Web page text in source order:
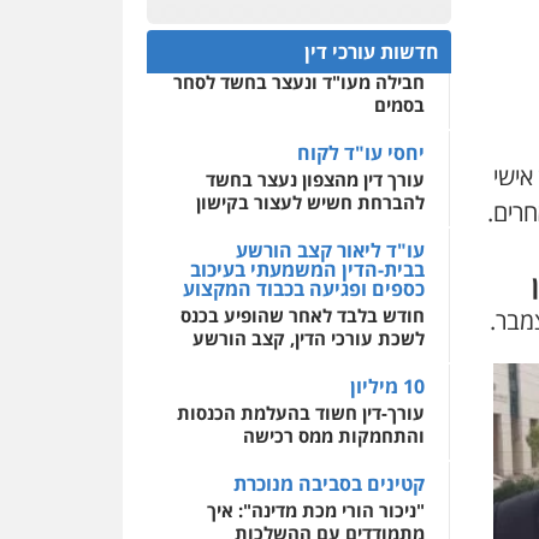
ומעצרים סייבר ניהול
משברים פליליים
0506355388
עו"ד דרוויש נאשף
פלילי פשיעה חמורה
אדם
חליל ביאדי – משרד
עורכי דין
פלילי דיני תעבורה מעצרים
וחקירות פשיעה חמורה
0509636895
עו"ד איהאב זבידאת
פלילי פשיעה חמורה
פשע עבירות המתה
עבירות מין
0522508109
אחסון אתרים
לעורכי דין
אסירים עבירות מין
שירותים מקצועיים לעורכי
דין
0544500346
חדשות עורכי דין
חפץ חשוד
עצור בתיק ניסיון רצח קיבל
חבילה מעו"ד ונעצר בחשד לסחר
בסמים
יחסי עו"ד לקוח
עורך דין מהצפון נעצר בחשד
להברחת חשיש לעצור בקישון
עו"ד ליאור קצב הורשע
בבית-הדין המשמעתי בעיכוב
כספים ופגיעה בכבוד המקצוע
חודש בלבד לאחר שהופיע בכנס
לשכת עורכי הדין, קצב הורשע
10 מיליון
עורך-דין חשוד בהעלמת הכנסות
והתחמקות ממס רכישה
קטינים בסביבה מנוכרת
"ניכור הורי מכת מדינה": איך
מתמודדים עם ההשלכות